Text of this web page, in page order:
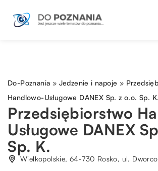
Do-Poznania » Jedzenie i napoje »
Handlowo-Usługowe DANEX Sp. z o.o. Sp. K.
Przedsiębiorstwo
Usługowe DANEX
Sp. K.
Wielkopolskie, 64-730 Rosko, ul.